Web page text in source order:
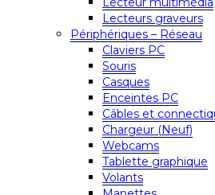
Lecteurs graveurs
Périphériques – Réseau
Claviers PC
Souris
Casques
Enceintes PC
Câbles et
Chargeur (Neuf)
Webcams
Tablette graphique
Volants